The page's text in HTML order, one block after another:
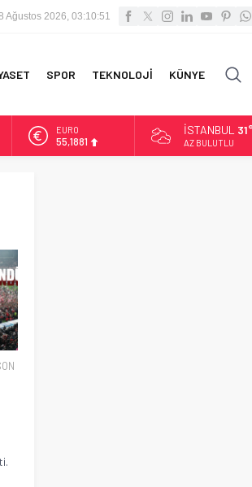
Ağustos 2026, 03:10:52
SPOR TEKNOLOJİ KÜNYE
EURO
55,1881
İSTANBUL
AZ BULUTLU